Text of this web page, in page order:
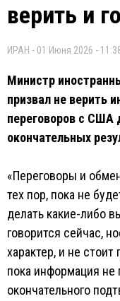
верить и
ИРАН - 01 Июня 2026 -
Министр
призвал не верить
переговоров с США
окончательных
«Переговоры и
тех пор, пока не
делать какие-либо
говорится сейчас,
характер, и не
пока информация не
окончательного